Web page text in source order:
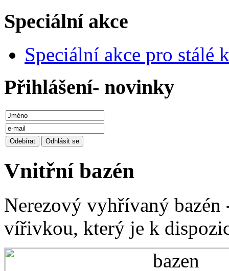
Speciální akce
Speciální akce pro stálé
Přihlášení- novinky
Vnitřní bazén
Nerezový vyhřívaný bazén
vířivkou, který je k